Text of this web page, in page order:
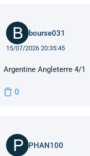
bourse031
15/07/2026 20:35:45
Argentine Angleterre 4/1
0
PHAN100